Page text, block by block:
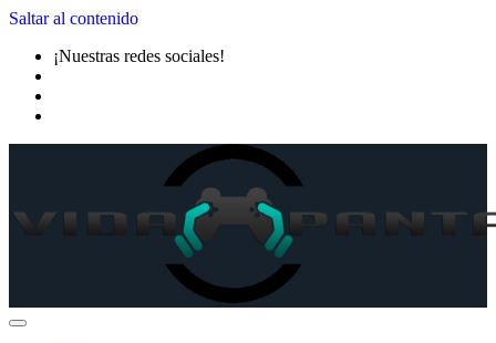
Saltar al contenido
¡Nuestras redes sociales!